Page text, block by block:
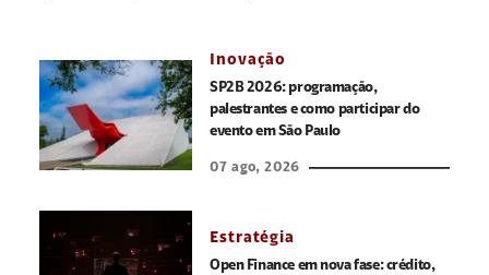
Inovação
SP2B 2026: programação,
palestrantes e como participar do
evento em São Paulo
07 ago, 2026
Estratégia
Open Finance em nova fase: crédito,